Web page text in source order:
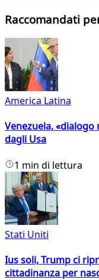
Raccomandati
America Latina
Venezuela,
dagli Usa
1 min di lettura
Stati Uniti
Ius soli, Trump ci
cittadinanza per